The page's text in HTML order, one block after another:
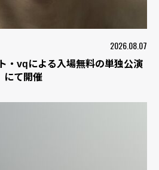
2026.08.07
・vqによる入場無料の単独公演
にて開催